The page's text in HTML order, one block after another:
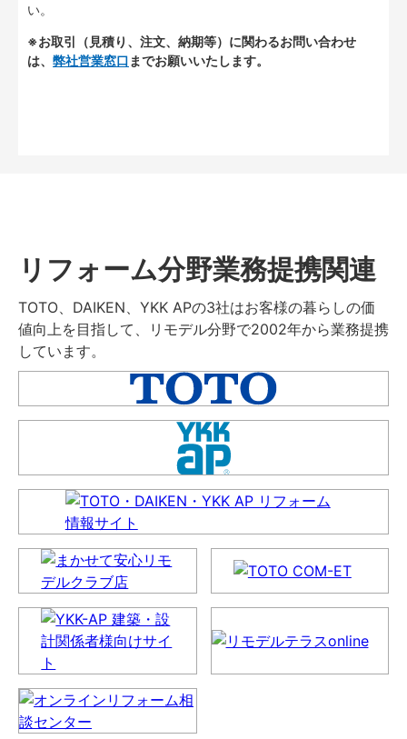
い。
※お取引（見積り、注文、納期等）に関わるお問い合わせ
は、 弊社営業窓口 までお願いいたします。
リフォーム分野業務提携関連
TOTO、DAIKEN、YKK APの3社はお客様の暮らしの価
値向上を目指して、リモデル分野で2002年から業務提携
しています。